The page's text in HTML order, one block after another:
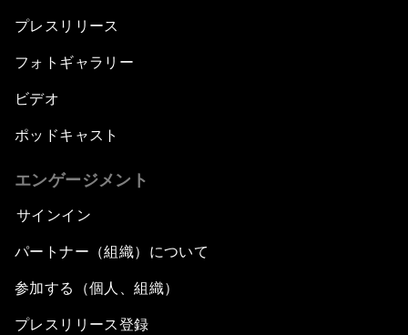
プレスリリース
フォトギャラリー
ビデオ
ポッドキャスト
エンゲージメント
サインイン
パートナー（組織）について
参加する（個人、組織）
プレスリリース登録